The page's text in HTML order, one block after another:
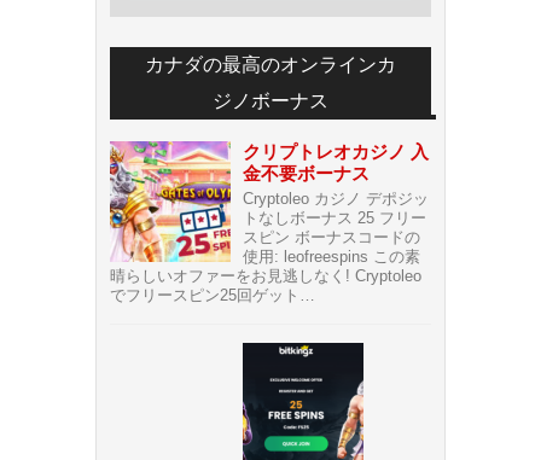
カナダの最高のオンラインカ
ジノボーナス
クリプトレオカジノ 入
金不要ボーナス
Cryptoleo カジノ デポジッ
トなしボーナス 25 フリー
スピン ボーナスコードの
使用: leofreespins この素
晴らしいオファーをお見逃しなく! Cryptoleo
でフリースピン25回ゲット…